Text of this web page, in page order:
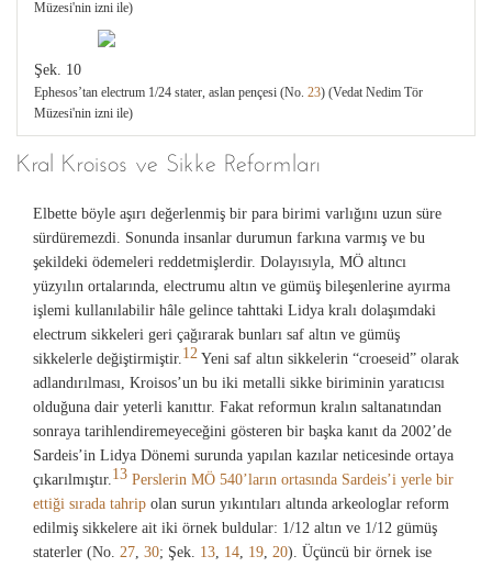
Müzesi'nin izni ile)
Şek. 10
Ephesos’tan electrum 1/24 stater, aslan pençesi (No. 23) (Vedat Nedim Tör
Müzesi'nin izni ile)
Kral Kroisos ve Sikke Reformları
Elbette böyle aşırı değerlenmiş bir para birimi varlığını uzun süre
sürdüremezdi. Sonunda insanlar durumun farkına varmış ve bu
şekildeki ödemeleri reddetmişlerdir. Dolayısıyla, MÖ altıncı
yüzyılın ortalarında, electrumu altın ve gümüş bileşenlerine ayırma
işlemi kullanılabilir hâle gelince tahttaki Lidya kralı dolaşımdaki
electrum sikkeleri geri çağırarak bunları saf altın ve gümüş
sikkelerle değiştirmiştir.12 Yeni saf altın sikkelerin “croeseid” olarak
adlandırılması, Kroisos’un bu iki metalli sikke biriminin yaratıcısı
olduğuna dair yeterli kanıttır. Fakat reformun kralın saltanatından
sonraya tarihlendiremeyeceğini gösteren bir başka kanıt da 2002’de
Sardeis’in Lidya Dönemi surunda yapılan kazılar neticesinde ortaya
çıkarılmıştır.13 Perslerin MÖ 540’ların ortasında Sardeis’i yerle bir
ettiği sırada tahrip olan surun yıkıntıları altında arkeologlar reform
edilmiş sikkelere ait iki örnek buldular: 1/12 altın ve 1/12 gümüş
staterler (No. 27, 30; Şek. 13, 14, 19, 20). Üçüncü bir örnek ise